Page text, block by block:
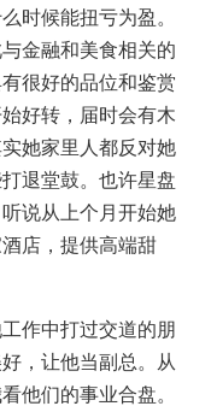
时候能扭亏为盈。
金融和美食相关的
很好的品位和鉴赏
好转，届时会有木
她家里人都反对她
退堂鼓。也许星盘
说从上个月开始她
店，提供高端甜
作中打过交道的朋
，让他当副总。从
他们的事业合盘。